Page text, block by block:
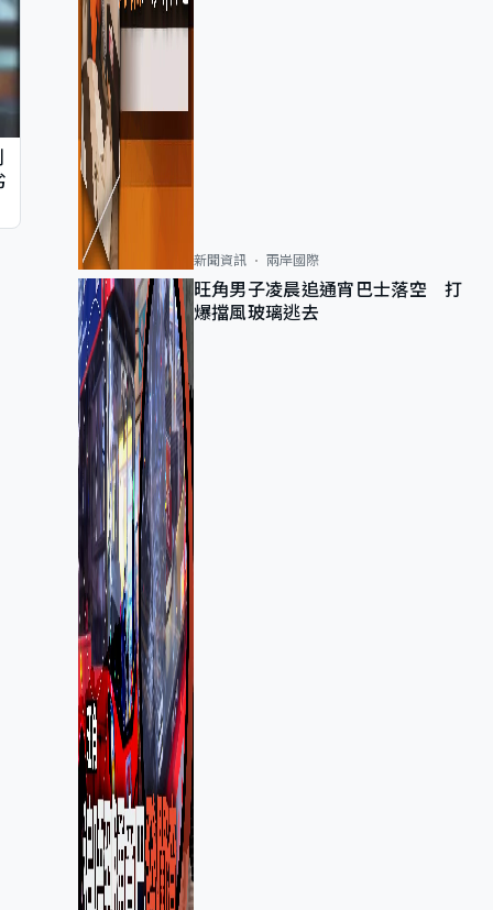
新聞資訊 兩岸國際
旺角男子凌晨追通宵巴士落空 打
爆擋風玻璃逃去